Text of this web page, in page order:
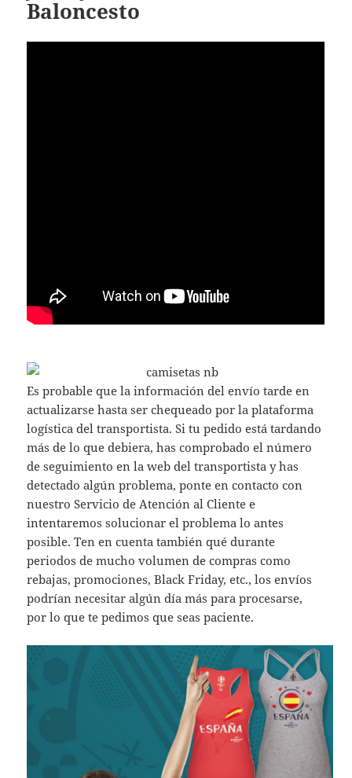
Baloncesto
Es probable que la información del envío tarde en
actualizarse hasta ser chequeado por la plataforma
logística del transportista. Si tu pedido está tardando
más de lo que debiera, has comprobado el número
de seguimiento en la web del transportista y has
detectado algún problema, ponte en contacto con
nuestro Servicio de Atención al Cliente e
intentaremos solucionar el problema lo antes
posible. Ten en cuenta también qué durante
periodos de mucho volumen de compras como
rebajas, promociones, Black Friday, etc., los envíos
podrían necesitar algún día más para procesarse,
por lo que te pedimos que seas paciente.